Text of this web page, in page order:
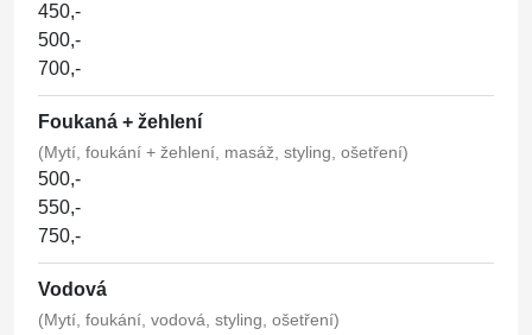
450,-
500,-
700,-
Foukaná + žehlení
(Mytí, foukání + žehlení, masáž, styling, ošetření)
500,-
550,-
750,-
Vodová
(Mytí, foukání, vodová, styling, ošetření)